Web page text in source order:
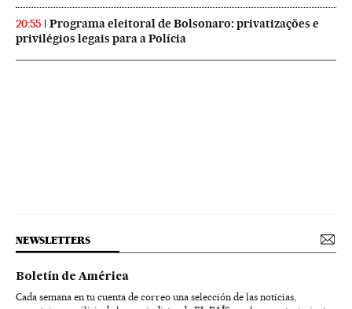
20:55
Programa eleitoral de Bolsonaro: privatizações e
privilégios legais para a Polícia
NEWSLETTERS
Boletín de América
Cada semana en tu cuenta de correo una selección de las noticias,